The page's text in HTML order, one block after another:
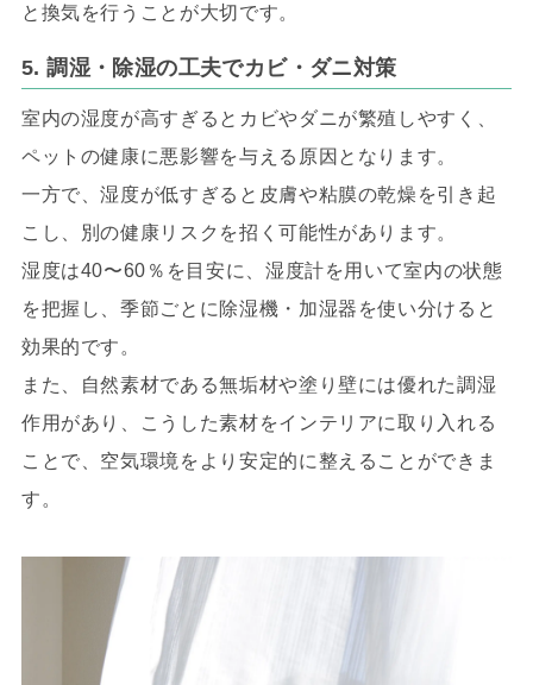
と換気を行うことが大切です。
5. 調湿・除湿の工夫でカビ・ダニ対策
室内の湿度が高すぎるとカビやダニが繁殖しやすく、
ペットの健康に悪影響を与える原因となります。
一方で、湿度が低すぎると皮膚や粘膜の乾燥を引き起
こし、別の健康リスクを招く可能性があります。
湿度は40〜60％を目安に、湿度計を用いて室内の状態
を把握し、季節ごとに除湿機・加湿器を使い分けると
効果的です。
また、自然素材である無垢材や塗り壁には優れた調湿
作用があり、こうした素材をインテリアに取り入れる
ことで、空気環境をより安定的に整えることができま
す。